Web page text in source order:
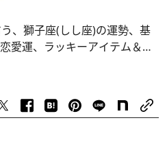
、獅子座(しし座)の運勢、基
愛運、ラッキーアイテム＆ラ
分かります。